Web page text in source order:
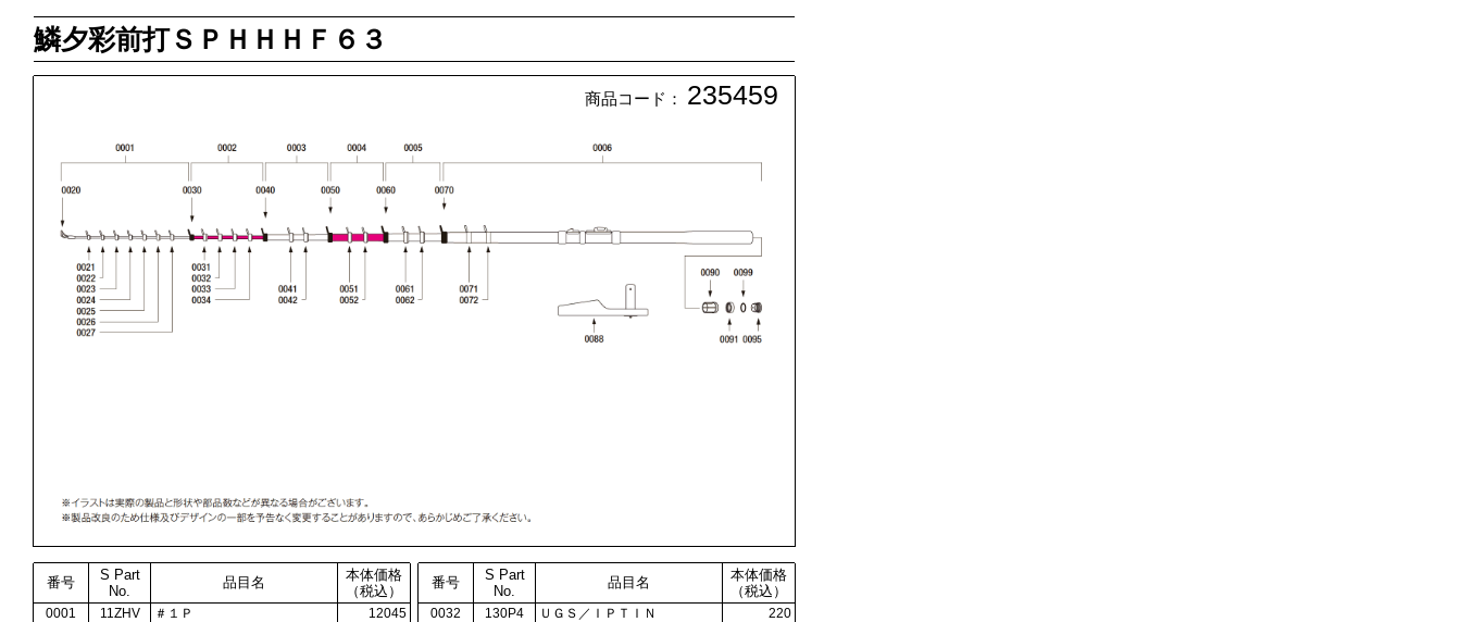
鱗夕彩前打ＳＰＨＨＨＦ６３
商品コード： 235459
番号
S Part
No.
品目名
本体価格
（税込）
番号
S Part
No.
品目名
本体価格
（税込）
0001 11ZHV ＃１Ｐ 12045 0032 130P4 ＵＧＳ／ＩＰＴＩＮ
220